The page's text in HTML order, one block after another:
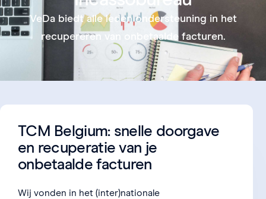
VeDa biedt alle leden ondersteuning in het
recupereren van onbetaalde facturen.
TCM Belgium: snelle doorgave
en recuperatie van je
onbetaalde facturen
Wij vonden in het (inter)nationale